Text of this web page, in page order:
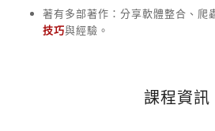
著有多部著作：分享軟體整合、爬
技巧與經驗。
課程資訊